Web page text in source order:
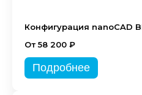
Конфигурация nanoCAD
От 58 200 ₽
Подробнее